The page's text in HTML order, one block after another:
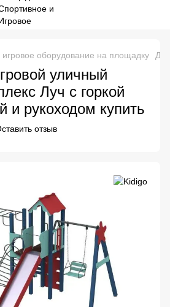
игровое оборудование на площадку
уличный
Луч с горкой
и рукоходом купить
отзыв